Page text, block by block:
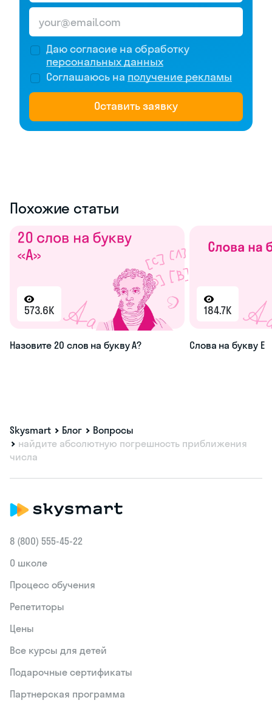
Даю согласие на обработку
персональных данных
Соглашаюсь на получение рекламы
Оставить заявку
Похожие статьи
573.6K
Назовите 20 слов на букву А?
184.7K
Слова на букву Е
Skysmart Блог
Вопросы
найдите абсолютную погрешность приближения
числа
8 (800) 555‑45-22
О школе
Процесс обучения
Репетиторы
Цены
Все курсы для детей
Подарочные сертификаты
Партнерская программа